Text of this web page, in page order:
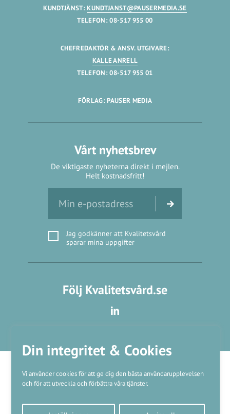
Din integritet & Cookies
Vi använder cookies för att ge dig den bästa användarupplevelsen
och för att utveckla och förbättra våra tjänster.
KUNDTJÄNST:KUNDTJANST@PAUSERMEDIA.SE
TELEFON: 08-517 955 00
CHEFREDAKTÖR & ANSV. UTGIVARE:
KALLE ANRELL
TELEFON: 08-517 955 01
FÖRLAG: PAUSER MEDIA
Vårt nyhetsbrev
De viktigaste nyheterna direkt i mejlen.
Helt kostnadsfritt!
Jag godkänner att Kvalitetsvård
sparar mina uppgifter
Följ Kvalitetsvård.se